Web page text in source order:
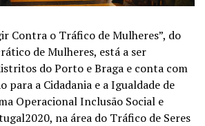
Contra o Tráfico de Mulheres”, do
de Mulheres, está a ser
do Porto e Braga e conta com
para a Cidadania e a Igualdade de
Operacional Inclusão Social e
na área do Tráfico de Seres